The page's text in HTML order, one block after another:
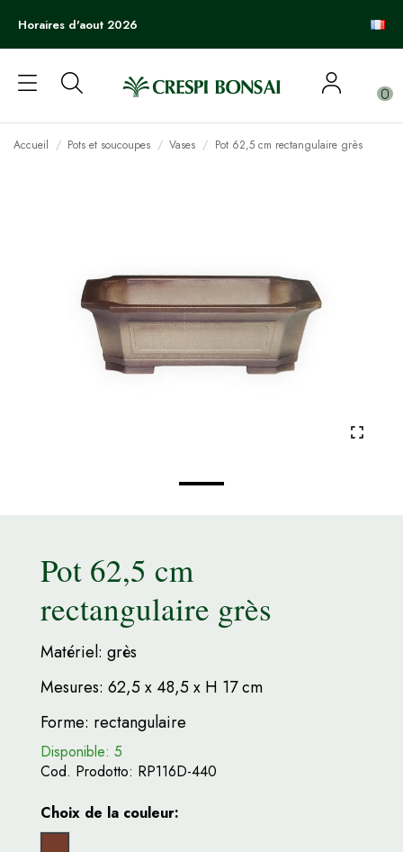
Horaires d'aout 2026
0
Accueil Pots et soucoupes Vases Pot 62,5 cm rectangulaire grès
Pot 62,5 cm
rectangulaire grès
Matériel: grès
Mesures: 62,5 x 48,5 x H 17 cm
Forme: rectangulaire
Disponible: 5
Cod. Prodotto: RP116D-440
Choix de la couleur: